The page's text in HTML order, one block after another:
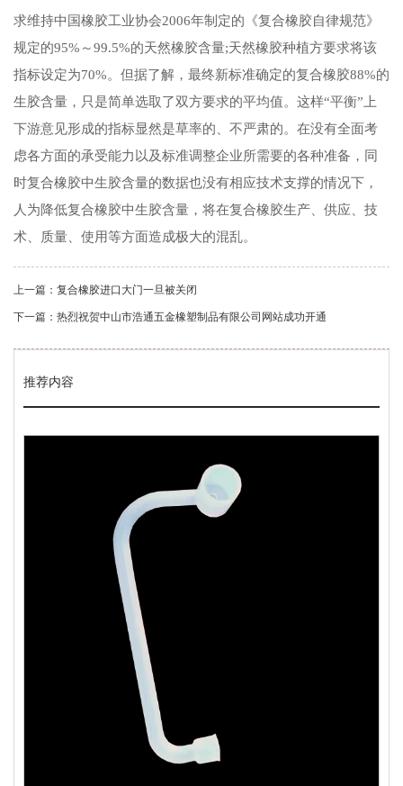
求维持中国橡胶工业协会2006年制定的《复合橡胶自律规范》
规定的95%～99.5%的天然橡胶含量;天然橡胶种植方要求将该
指标设定为70%。但据了解，最终新标准确定的复合橡胶88%的
生胶含量，只是简单选取了双方要求的平均值。这样“平衡”上
下游意见形成的指标显然是草率的、不严肃的。在没有全面考
虑各方面的承受能力以及标准调整企业所需要的各种准备，同
时复合橡胶中生胶含量的数据也没有相应技术支撑的情况下，
人为降低复合橡胶中生胶含量，将在复合橡胶生产、供应、技
术、质量、使用等方面造成极大的混乱。
上一篇：复合橡胶进口大门一旦被关闭
下一篇：热烈祝贺中山市浩通五金橡塑制品有限公司网站成功开通
推荐内容